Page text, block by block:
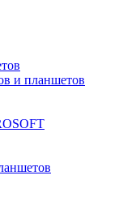
и планшетов